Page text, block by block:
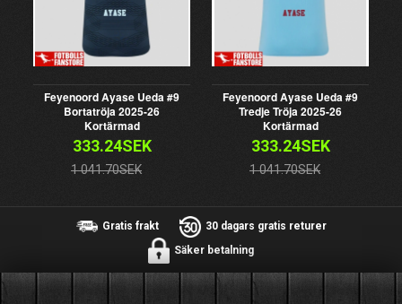
Feyenoord Ayase Ueda #9
Bortatröja 2025-26
Kortärmad
333.24SEK
1 041.70SEK
Feyenoord Ayase Ueda #9
Tredje Tröja 2025-26
Kortärmad
333.24SEK
1 041.70SEK
Gratis frakt
30 dagars gratis returer
Säker betalning